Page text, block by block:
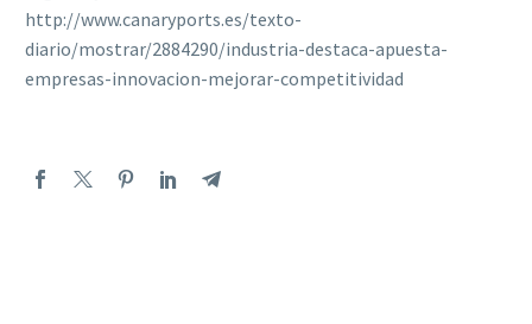
http://www.canaryports.es/texto-
diario/mostrar/2884290/industria-destaca-apuesta-
empresas-innovacion-mejorar-competitividad